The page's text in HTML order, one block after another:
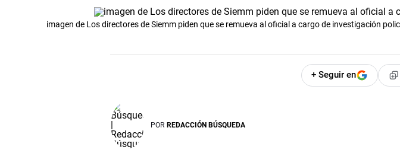
imagen de Los directores de Siemm piden que se remueva al oficial a cargo de investigación
+ Seguir en
POR REDACCIÓN BÚSQUEDA